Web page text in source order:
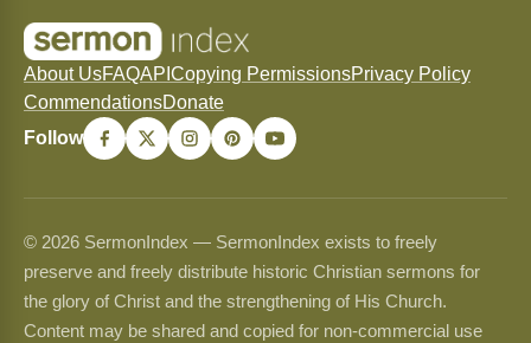
About UsFAQAPI Copying PermissionsPrivacy Policy
CommendationsDonate
Follow
© 2026 SermonIndex — SermonIndex exists to freely
preserve and freely distribute historic Christian sermons for
the glory of Christ and the strengthening of His Church.
Content may be shared and copied for non-commercial use